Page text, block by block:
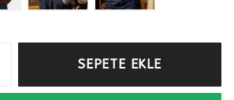
SEPETE EKLE